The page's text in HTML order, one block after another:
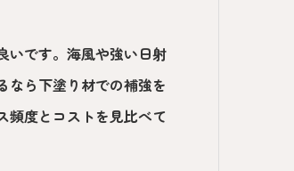
いです。海風や強い日射
なら下塗り材での補強を
頻度とコストを見比べて